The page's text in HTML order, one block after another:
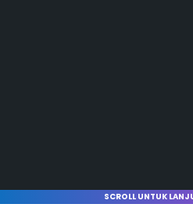
SCROLL UNTUK